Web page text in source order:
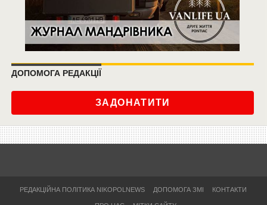
ДОПОМОГА РЕДАКЦІЇ
ЗАДОНАТИТИ
РЕДАКЦІЙНА ПОЛІТИКА NIKOPOLNEWS ДОПОМОГА ЗМІ КОНТАКТИ